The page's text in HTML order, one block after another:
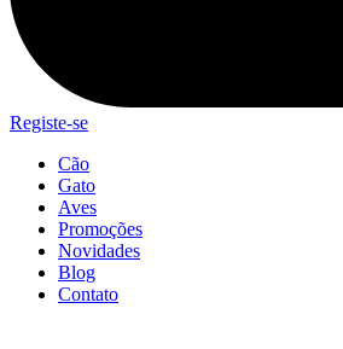
Registe-se
Cão
Gato
Aves
Promoções
Novidades
Blog
Contato